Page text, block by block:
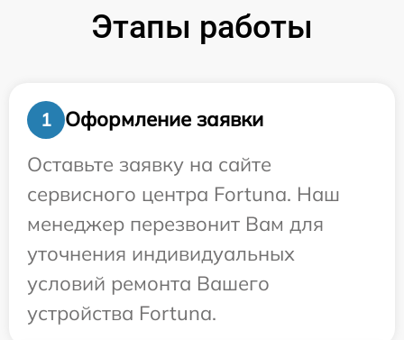
Этапы работы
1
Оформление заявки
Оставьте заявку на сайте
сервисного центра Fortuna. Наш
менеджер перезвонит Вам для
уточнения индивидуальных
условий ремонта Вашего
устройства Fortuna.